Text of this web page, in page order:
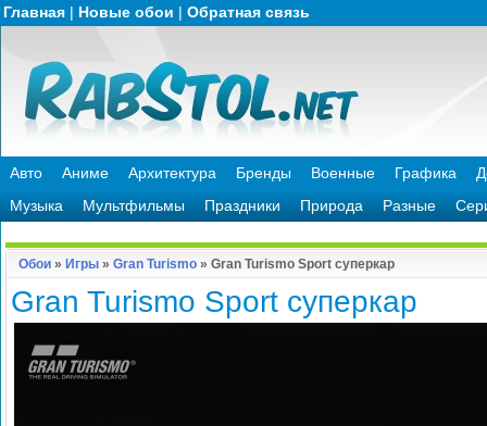
Главная | Новые обои | Обратная связь
Авто Аниме Архитектура Бренды Военные Графика
Музыка
Мультфильмы Праздники Природа Разные
Обои » Игры » Gran Turismo » Gran Turismo Sport суперкар
Gran Turismo Sport суперкар